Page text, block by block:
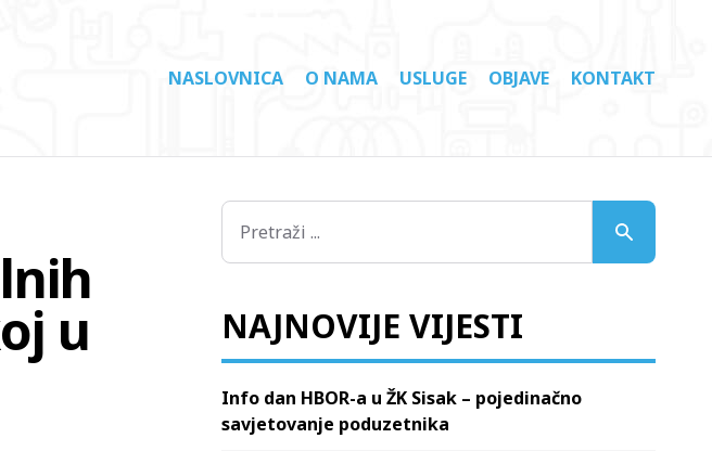
NASLOVNICA O NAMA USLUGE OBJAVE KONTAKT
u NAJNOVIJE VIJESTI
Info dan HBOR-a u ŽK Sisak – pojedinačno
savjetovanje poduzetnika